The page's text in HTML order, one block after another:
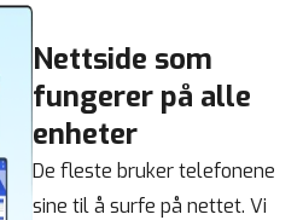
Nettside som
fungerer på alle
enheter
De fleste bruker telefonene
sine til å surfe på nettet. Vi